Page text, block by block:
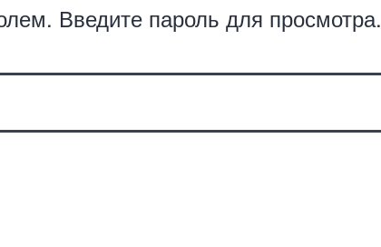
Введите пароль для просмотра.